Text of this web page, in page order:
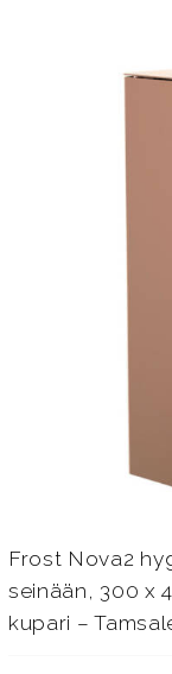
Frost Nova2
seinään, 300 x
kupari –